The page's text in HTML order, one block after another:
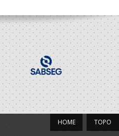
SUB-14 M / SUB-16 M
Sub 14 M - And Praia / SUB 16 M -
TOPO
HOME